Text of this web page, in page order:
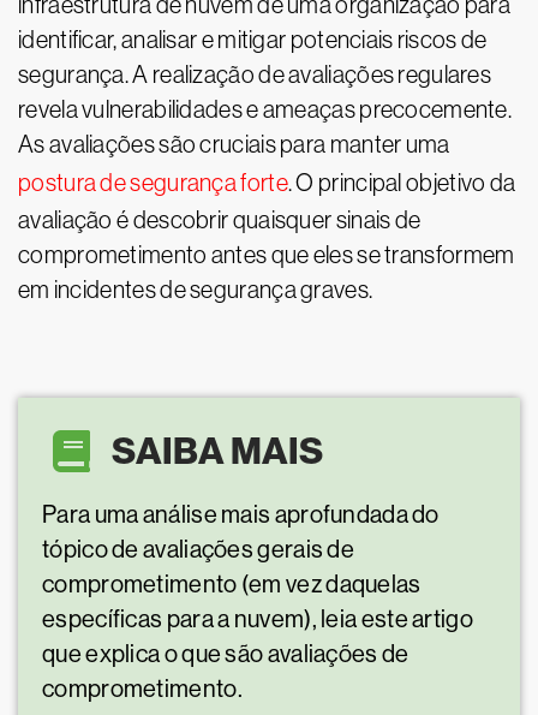
identificar, analisar e mitigar potenciais riscos de
segurança. A realização de avaliações regulares
revela vulnerabilidades e ameaças precocemente.
As avaliações são cruciais para manter uma
postura de segurança forte. O principal objetivo da
avaliação é descobrir quaisquer sinais de
comprometimento antes que eles se transformem
em incidentes de segurança graves.
SAIBA MAIS
Para uma análise mais aprofundada do
tópico de avaliações gerais de
comprometimento (em vez daquelas
específicas para a nuvem), leia este artigo
que explica o que são avaliações de
comprometimento.